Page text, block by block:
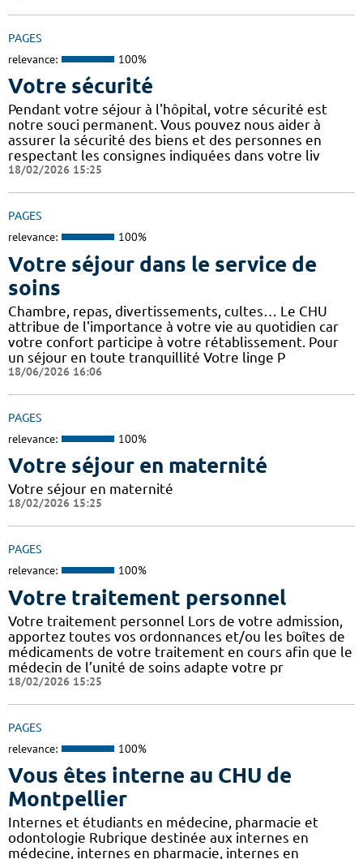
PAGES
relevance: 100%
Votre sécurité
Pendant votre séjour à l'hôpital, votre sécurité est
notre souci permanent. Vous pouvez nous aider à
assurer la sécurité des biens et des personnes en
respectant les consignes indiquées dans votre liv
18/02/2026 15:25
PAGES
relevance: 100%
Votre séjour dans le service de
soins
Chambre, repas, divertissements, cultes… Le CHU
attribue de l'importance à votre vie au quotidien car
votre confort participe à votre rétablissement. Pour
un séjour en toute tranquillité Votre linge P
18/06/2026 16:06
PAGES
relevance: 100%
Votre séjour en maternité
Votre séjour en maternité
18/02/2026 15:25
PAGES
relevance: 100%
Votre traitement personnel
Votre traitement personnel Lors de votre admission,
apportez toutes vos ordonnances et/ou les boîtes de
médicaments de votre traitement en cours afin que le
médecin de l’unité de soins adapte votre pr
18/02/2026 15:25
PAGES
relevance: 100%
Vous êtes interne au CHU de
Montpellier
Internes et étudiants en médecine, pharmacie et
odontologie Rubrique destinée aux internes en
médecine, internes en pharmacie, internes en